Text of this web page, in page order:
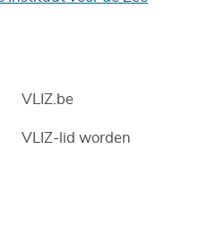
VLIZ.be
VLIZ-lid worden